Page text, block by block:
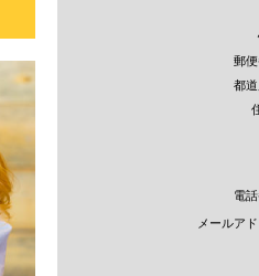
郵
都
電
メールア